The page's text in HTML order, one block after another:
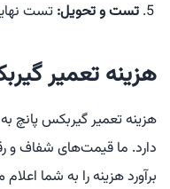
تست و تحویل: تست
هزینه تعمیر
هزینه تعمیر گیربکس پانچ
دارد. ما قیمت‌های شفاف و
برآورد هزینه را به شما